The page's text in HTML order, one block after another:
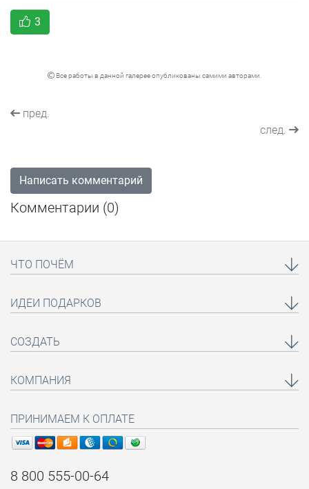
3
Все работы в данной галерее опубликованы самими авторами.
пред.
след.
Написать комментарий
Комментарии (0)
ЧТО ПОЧЁМ
ИДЕИ ПОДАРКОВ
СОЗДАТЬ
КОМПАНИЯ
ПРИНИМАЕМ К ОПЛАТЕ
8 800 555-00-64